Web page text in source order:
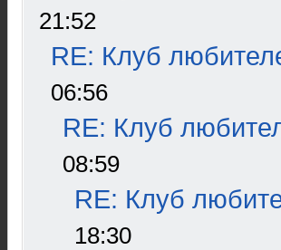
21:52
RE: Клуб
06:56
RE: Клуб
08:59
RE: Клуб
18:30